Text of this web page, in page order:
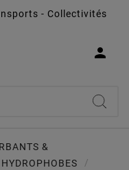
- Collectivités

&